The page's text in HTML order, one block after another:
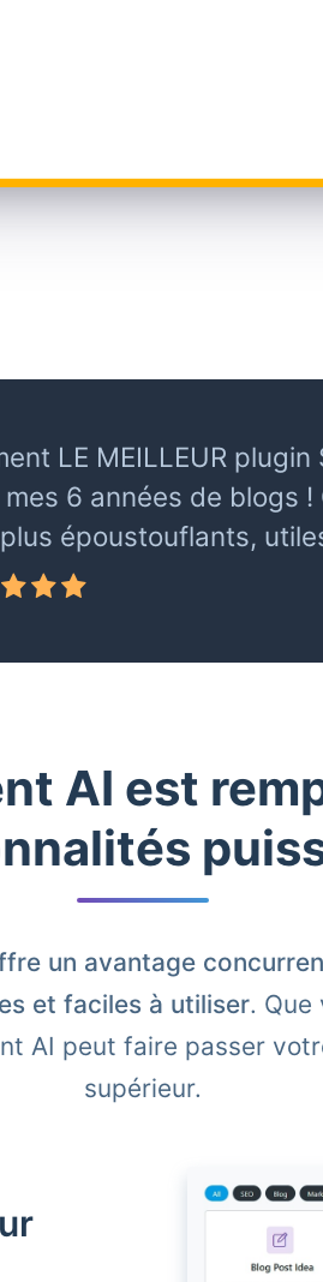
LE MEILLEUR
6 années de blogs
époustouflants,
AI est
un avantage
et faciles à utiliser. Que
AI peut faire passer
supérieur.